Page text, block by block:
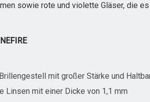
sowie rote und violette Gläser, die
mit großer Stärke und
Linsen mit einer Dicke von 1,1 mm